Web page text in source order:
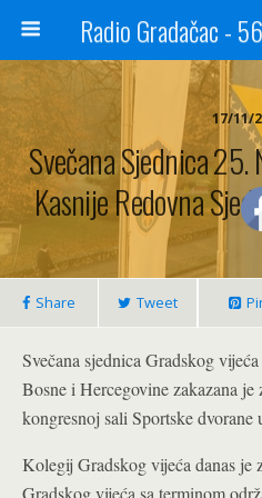
17/11/
Svečana Sjednica 25.
Kasnije Redovna
Share Tweet
Svečana sjednica Gradskog
Bosne i Hercegovine zakazana je
kongresnoj sali Sportske dvorane
Kolegij Gradskog vijeća danas je
Gradskog vijeća sa terminom